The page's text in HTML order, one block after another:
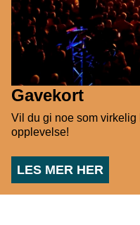
Gavekort
Vil du gi noe som virkelig
opplevelse!
LES MER HER